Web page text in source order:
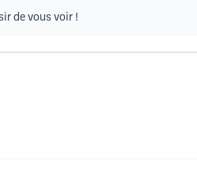
de vous voir !